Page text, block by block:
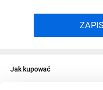
Jak kupować